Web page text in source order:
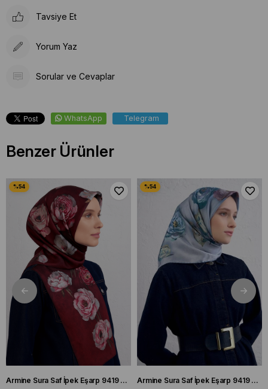
Tavsiye Et
Yorum Yaz
Sorular ve Cevaplar
WhatsApp Telegram
Benzer Ürünler
Armine Sura Saf İpek Eşarp 9419 - 55 Bordo Karışık Desen
Armine Sura Saf İpek Eşarp 9419 - 07 Açık Mavi Karışık Desen